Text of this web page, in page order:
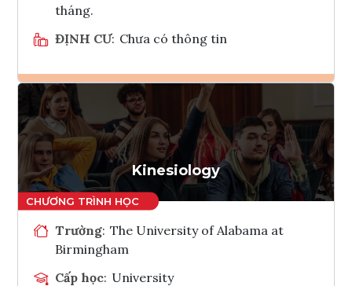
tháng.
ĐỊNH CƯ: Chưa có thông tin
Ghi danh
Tham vấn Interlink
Kinesiology
Trường: The University of Alabama at
Birmingham
Cấp học: University